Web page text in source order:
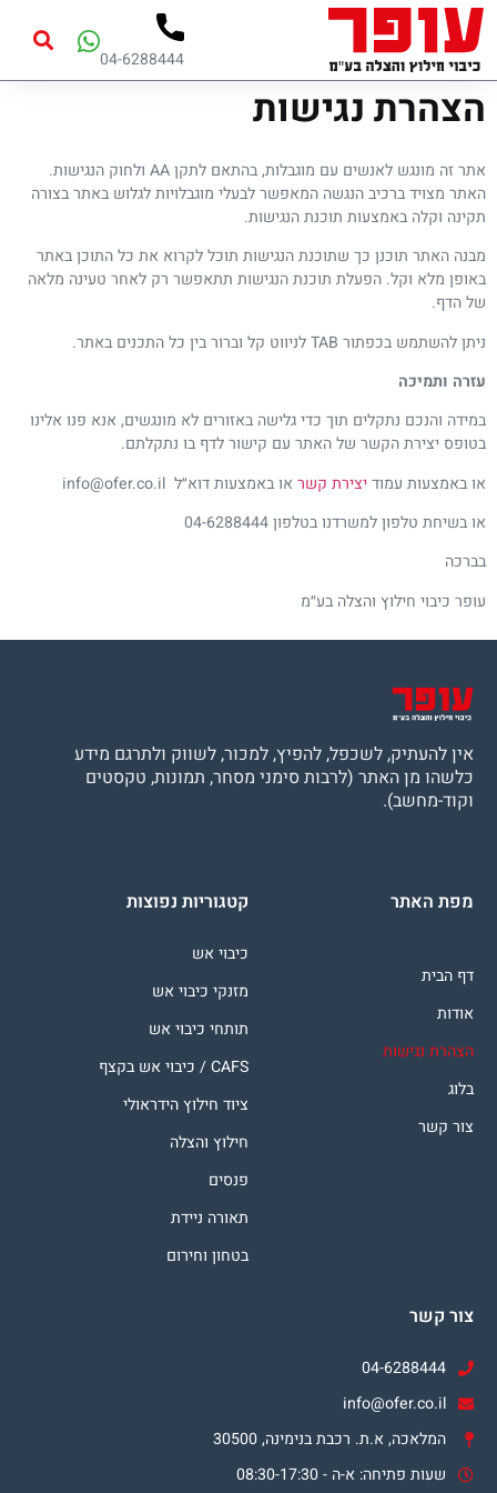
04-6288444
הצהרת נגישות
אתר זה מונגש לאנשים עם מוגבלות, בהתאם לתקן AA ולחוק הנגישות.
האתר מצויד ברכיב הנגשה המאפשר לבעלי מוגבלויות לגלוש באתר בצורה
תקינה וקלה באמצעות תוכנת הנגישות.
מבנה האתר תוכנן כך שתוכנת הנגישות תוכל לקרוא את כל התוכן באתר
באופן מלא וקל. הפעלת תוכנת הנגישות תתאפשר רק לאחר טעינה מלאה
של הדף.
ניתן להשתמש בכפתור TAB לניווט קל וברור בין כל התכנים באתר.
עזרה ותמיכה
במידה והנכם נתקלים תוך כדי גלישה באזורים לא מונגשים, אנא פנו אלינו
בטופס יצירת הקשר של האתר עם קישור לדף בו נתקלתם.
או באמצעות עמודיצירת קשר או באמצעות דוא״ל info@ofer.co.il
או בשיחת טלפון למשרדנו בטלפון 04-6288444
בברכה
עופר כיבוי חילוץ והצלה בע״מ
אין להעתיק, לשכפל, להפיץ, למכור, לשווק ולתרגם מידע
כלשהו מן האתר (לרבות סימני מסחר, תמונות, טקסטים
וקוד-מחשב).
מפת האתר
דף הבית
אודות
הצהרת נגישות
בלוג
צור קשר
קטגוריות נפוצות
כיבוי אש
מזנקי כיבוי אש
תותחי כיבוי אש
CAFS / כיבוי אש בקצף
ציוד חילוץ הידראולי
חילוץ והצלה
פנסים
תאורה ניידת
בטחון וחירום
צור קשר
04-6288444
info@ofer.co.il
המלאכה, א.ת. רכבת בנימינה, 30500
שעות פתיחה: א-ה - 08:30-17:30